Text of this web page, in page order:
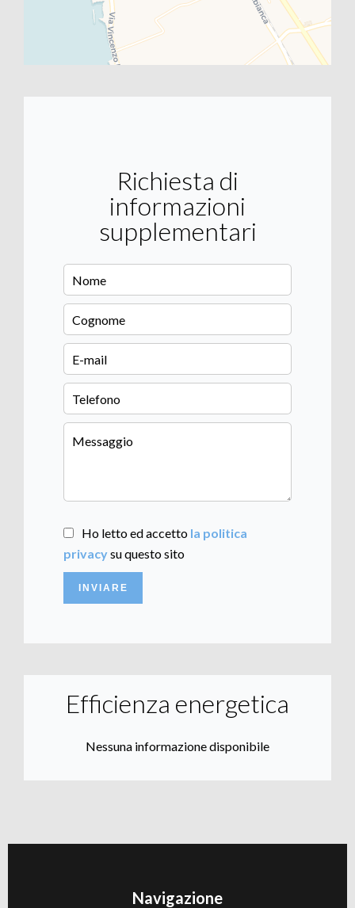
Richiesta di
informazioni
supplementari
Ho letto ed accetto la politica
privacysu questo sito
INVIARE
Efficienza energetica
Nessuna informazione disponibile
Navigazione